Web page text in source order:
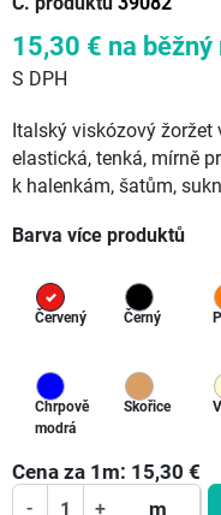
15,30 € na běžný
S DPH
Italský viskózový
elastická, tenká, mírně
k halenkám, šatům,
Barva více produktů
Červený Černý
Chrpově
modrá
Skořice
Cena za 1 m: 15,30 €
- + m